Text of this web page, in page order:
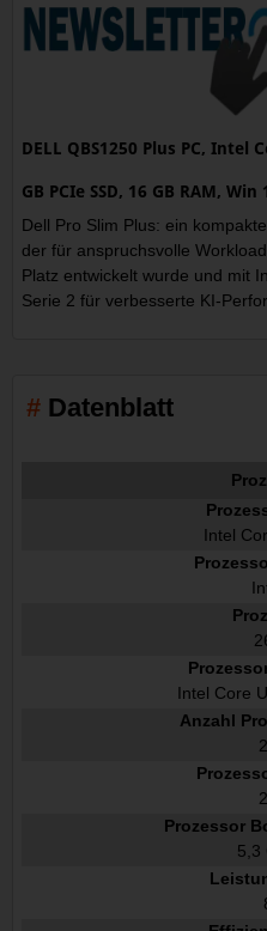
DELL QBS1250 Plus PC, Intel
GB PCIe SSD, 16 GB RAM, Win
Dell Pro Slim Plus: ein
der für anspruchsvolle
Platz entwickelt wurde und mit
Serie 2 für verbesserte KI-
Datenblatt
Intel
Intel Core
Anzahl
Prozessor
5,3